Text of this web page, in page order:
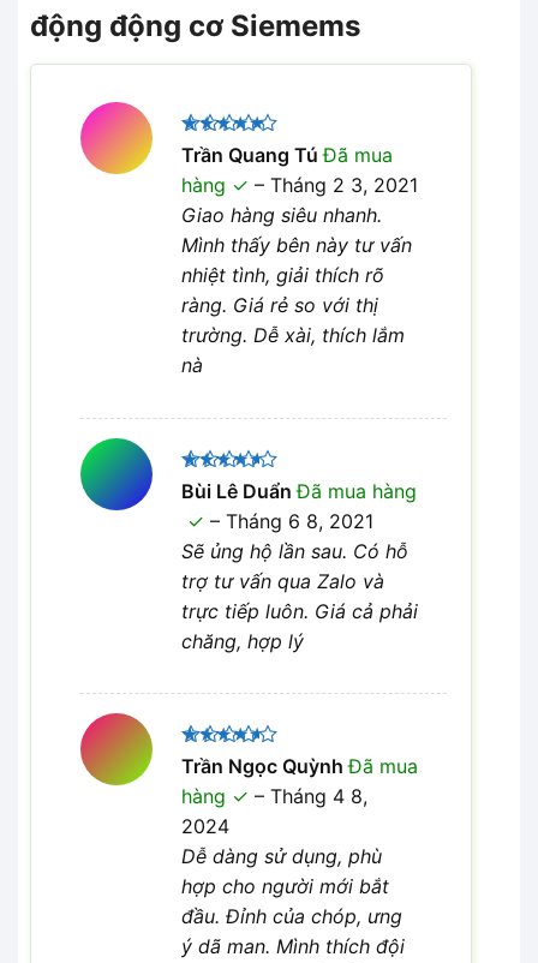
động động cơ Siemems
Được xếp
hạng
55
sao
Trần Quang TúĐã mua
hàng
– Tháng 2 3, 2021
Giao hàng siêu nhanh.
Mình thấy bên này tư vấn
nhiệt tình, giải thích rõ
ràng. Giá rẻ so với thị
trường. Dễ xài, thích lắm
nà
Được
xếp hạng
45 sao
Bùi Lê DuẩnĐã mua hàng
– Tháng 6 8, 2021
Sẽ ủng hộ lần sau. Có hỗ
trợ tư vấn qua Zalo và
trực tiếp luôn. Giá cả phải
chăng, hợp lý
Được
xếp hạng
45 sao
Trần Ngọc QuỳnhĐã mua
hàng
– Tháng 4 8,
2024
Dễ dàng sử dụng, phù
hợp cho người mới bắt
đầu. Đỉnh của chóp, ưng
ý dã man. Mình thích đội